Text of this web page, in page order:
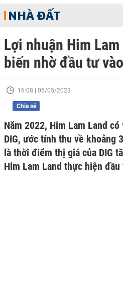
NHÀ ĐẤT
Lợi nhuận Him
biến nhờ đầu tư
16:08 | 05/05/2023
Chia sẻ
Năm 2022, Him Lam Land
DIG, ước tính thu về khoảng
là thời điểm thị giá của DIG
Him Lam Land thực hiện